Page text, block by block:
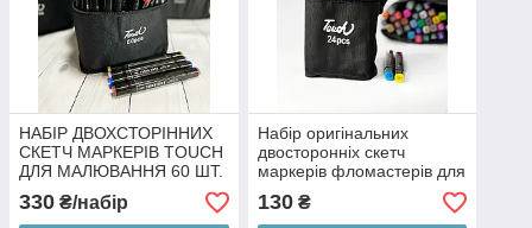
НАБІР ДВОХСТОРІННИХ
СКЕТЧ МАРКЕРІВ TOUCH
ДЛЯ МАЛЮВАННЯ 60 ШТ.
330 ₴/набір
Набір оригінальних
двосторонніх скетч
маркерів фломастерів для
малювання Touch 24 шт
130₴